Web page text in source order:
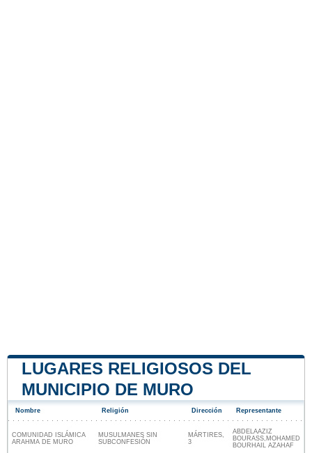
LUGARES RELIGIOSOS DEL
MUNICIPIO DE MURO
Nombre Religión Dirección Representante
COMUNIDAD ISLÁMICA
ARAHMA DE MURO
MUSULMANES SIN
SUBCONFESIÓN
MÁRTIRES,
3
ABDELAAZIZ
BOURASS,MOHAMED
BOURHAIL AZAHAF